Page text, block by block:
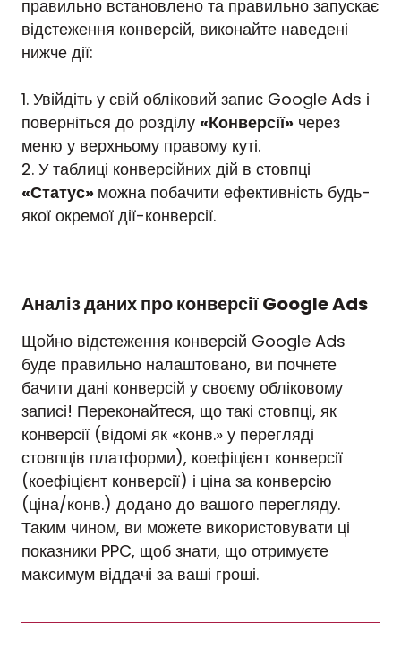
правильно встановлено та правильно запускає
відстеження конверсій, виконайте наведені
нижче дії:
1. Увійдіть у свій обліковий запис Google Ads і
поверніться до розділу «Конверсії» через
меню у верхньому правому куті.
2. У таблиці конверсійних дій в стовпці
«Статус» можна побачити ефективність будь-
якої окремої дії-конверсії.
Аналіз даних про конверсії Google Ads
Щойно відстеження конверсій Google Ads
буде правильно налаштовано, ви почнете
бачити дані конверсій у своєму обліковому
записі! Переконайтеся, що такі стовпці, як
конверсії (відомі як «конв.» у перегляді
стовпців платформи), коефіцієнт конверсії
(коефіцієнт конверсії) і ціна за конверсію
(ціна/конв.) додано до вашого перегляду.
Таким чином, ви можете використовувати ці
показники PPC, щоб знати, що отримуєте
максимум віддачі за ваші гроші.